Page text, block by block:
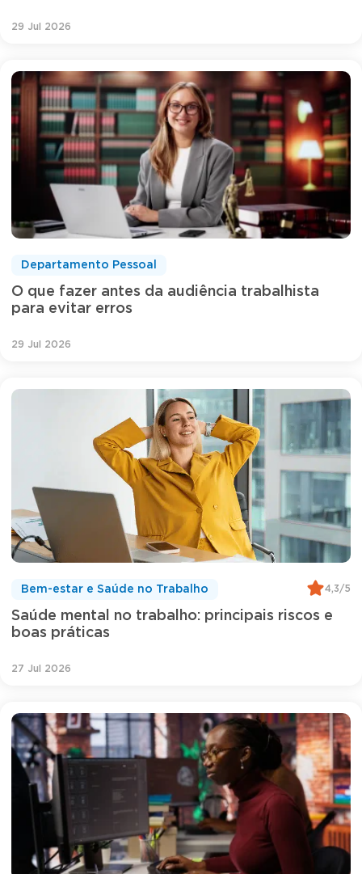
29 Jul 2026
O que fazer antes da audiência trabalhista
para evitar erros
Departamento Pessoal
29 Jul 2026
Saúde mental no trabalho: principais riscos e
boas práticas
Bem-estar e Saúde no Trabalho 4,3/5
27 Jul 2026